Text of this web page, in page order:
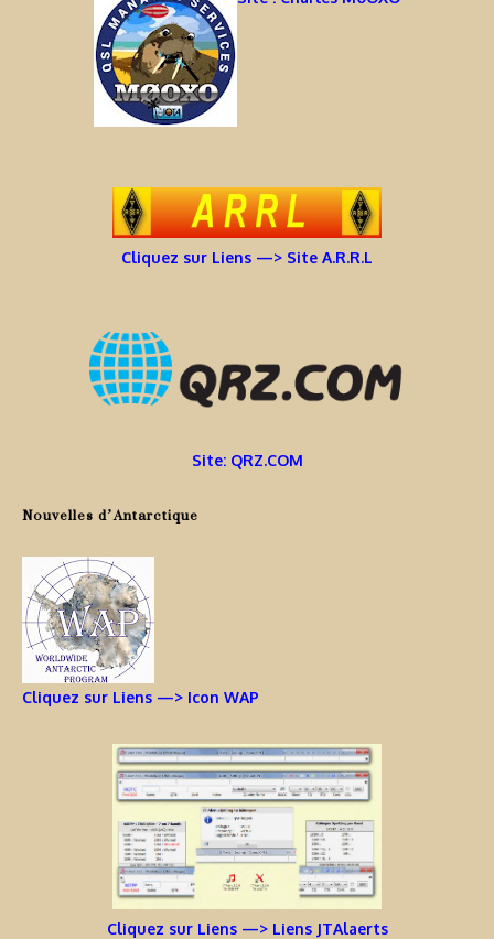
Cliquez sur Liens —> Site A.R.R.L
Site: QRZ.COM
Nouvelles d’Antarctique
Cliquez sur Liens —> Icon WAP
Cliquez sur Liens —> Liens JTAlaerts